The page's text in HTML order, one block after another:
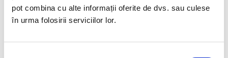
pot combina cu alte informații oferite de dvs. sau culese
în urma folosirii serviciilor lor.
Full event information